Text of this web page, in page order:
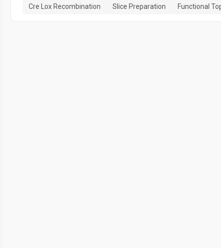
Cre Lox Recombination
Slice Preparation Functional